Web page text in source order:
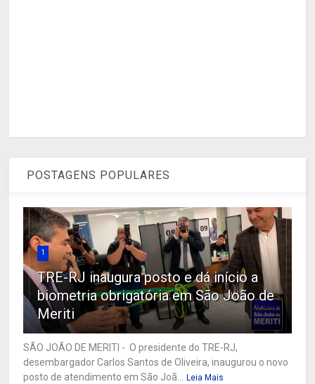
POSTAGENS POPULARES
1
TRE-RJ inaugura posto e dá início a
biometria obrigatória em São João de
Meriti
SÃO JOÃO DE MERITI - O presidente do TRE-RJ,
desembargador Carlos Santos de Oliveira, inaugurou o novo
posto de atendimento em São Joã... Leia Mais